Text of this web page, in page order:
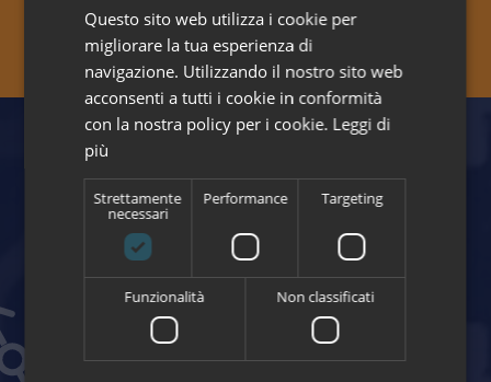
Realizzazioni in profilati d’alluminio per l’industria
Questo sito web utilizza i cookie per
migliorare la tua esperienza di
navigazione. Utilizzando il nostro sito web
acconsenti a tutti i cookie in conformità
con la nostra policy per i cookie. Leggi di
più
Strettamente
necessari
Performance Targeting
Funzionalità Non classificati